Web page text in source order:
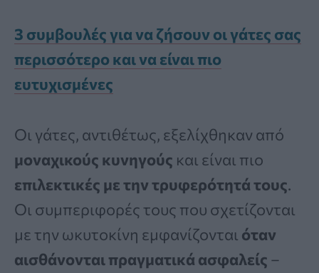
3 συμβουλές για να ζήσουν οι γάτες σας
περισσότερο και να είναι πιο
ευτυχισμένες
Οι γάτες, αντιθέτως, εξελίχθηκαν από
μοναχικούς κυνηγούς και είναι πιο
επιλεκτικές με την τρυφερότητά τους.
Οι συμπεριφορές τους που σχετίζονται
με την ωκυτοκίνη εμφανίζονται όταν
αισθάνονται πραγματικά ασφαλείς –